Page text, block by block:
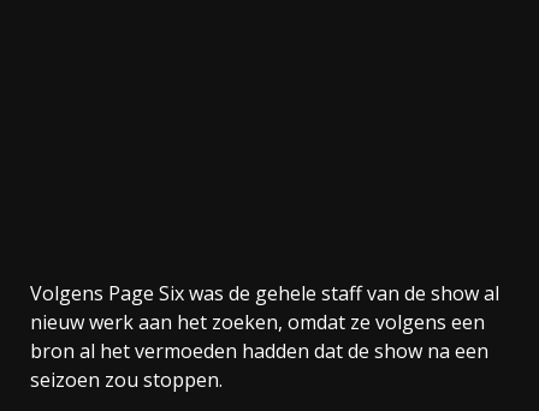
Volgens Page Six was de gehele staff van de show al
nieuw werk aan het zoeken, omdat ze volgens een
bron al het vermoeden hadden dat de show na een
seizoen zou stoppen.